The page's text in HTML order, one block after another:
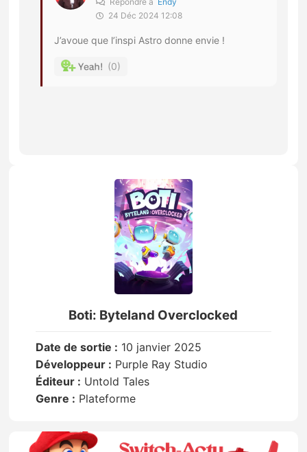
24 Déc 2024 12:08
J’avoue que l’inspi Astro donne envie !
0
Boti: Byteland Overclocked
Date de sortie : 10 janvier 2025
Développeur : Purple Ray Studio
Éditeur : Untold Tales
Genre : Plateforme